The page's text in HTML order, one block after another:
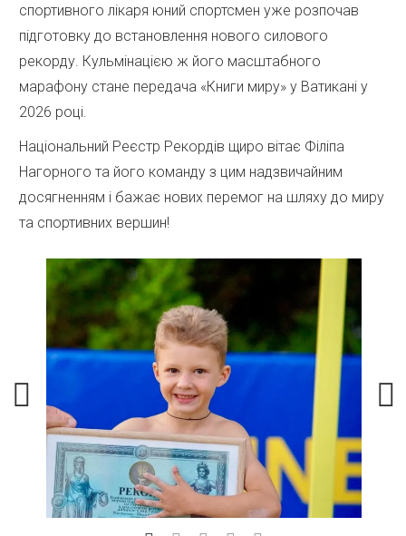
спортивного лікаря юний спортсмен уже розпочав
підготовку до встановлення нового силового
рекорду. Кульмінацією ж його масштабного
марафону стане передача «Книги миру» у Ватикані у
2026 році.
Національний Реєстр Рекордів щиро вітає Філіпа
Нагорного та його команду з цим надзвичайним
досягненням і бажає нових перемог на шляху до миру
та спортивних вершин!